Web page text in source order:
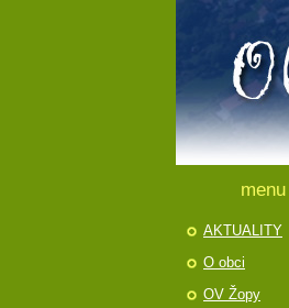
menu
AKTUALITY
O obci
OV Žopy